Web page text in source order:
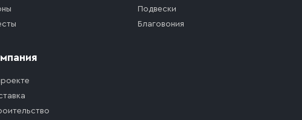
Подвески
Благовония